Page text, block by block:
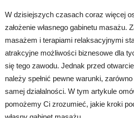
W dzisiejszych czasach coraz więcej
założenie własnego gabinetu masażu.
masażem i terapiami relaksacyjnymi
atrakcyjne możliwości biznesowe dla
się tego zawodu. Jednak przed
należy spełnić pewne warunki,
samej działalności. W tym artykule
pomożemy Ci zrozumieć, jakie kroki